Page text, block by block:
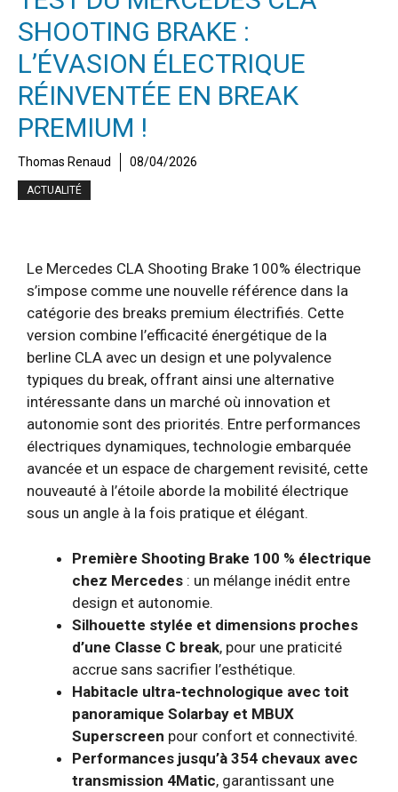
SHOOTING BRAKE :
L’ÉVASION ÉLECTRIQUE
RÉINVENTÉE EN BREAK
PREMIUM !
Thomas Renaud 08/04/2026
ACTUALITÉ
Le Mercedes CLA Shooting Brake 100% électrique
s’impose comme une nouvelle référence dans la
catégorie des breaks premium électrifiés. Cette
version combine l’efficacité énergétique de la
berline CLA avec un design et une polyvalence
typiques du break, offrant ainsi une alternative
intéressante dans un marché où innovation et
autonomie sont des priorités. Entre performances
électriques dynamiques, technologie embarquée
avancée et un espace de chargement revisité, cette
nouveauté à l’étoile aborde la mobilité électrique
sous un angle à la fois pratique et élégant.
Première Shooting Brake 100 % électrique
chez Mercedes : un mélange inédit entre
design et autonomie.
Silhouette stylée et dimensions proches
d’une Classe C break, pour une praticité
accrue sans sacrifier l’esthétique.
Habitacle ultra-technologique avec toit
panoramique Solarbay et MBUX
Superscreen pour confort et connectivité.
Performances jusqu’à 354 chevaux avec
transmission 4Matic, garantissant une